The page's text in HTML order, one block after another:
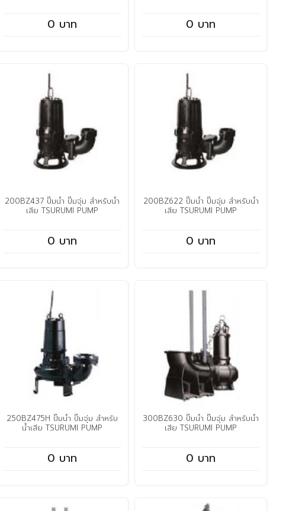
0 บาท 0 บาท
200BZ437 ปั๊มน้ำ ปั๊มจุ่ม สำหรับน้ำ
เสีย TSURUMI PUMP
0 บาท
200BZ622 ปั๊มน้ำ ปั๊มจุ่ม สำหรับน้ำ
เสีย TSURUMI PUMP
0 บาท
250BZ475H ปั๊มน้ำ ปั๊มจุ่ม สำหรับ
น้ำเสีย TSURUMI PUMP
0 บาท
300BZ630 ปั๊มน้ำ ปั๊มจุ่ม สำหรับน้ำ
เสีย TSURUMI PUMP
0 บาท